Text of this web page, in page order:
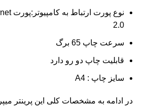
2.0
سرعت چاپ 65 برگ
قابلیت چاپ دو رو دارد
سایز چاپ : A4
در ادامه به مشخصات کلی این پرینتر